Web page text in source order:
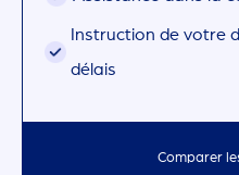
Comparer
Instruction de votre
délais